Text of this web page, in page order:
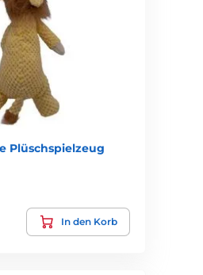
Plüschspielzeug
In den Korb